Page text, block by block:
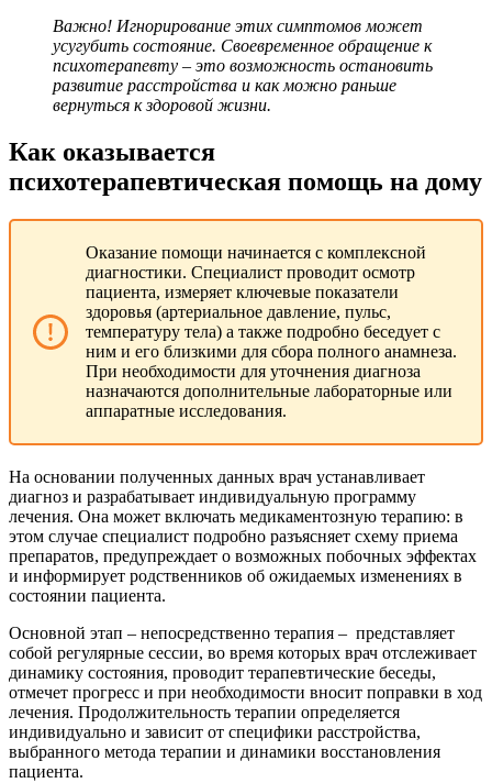
Важно! Игнорирование этих симптомов может
усугубить состояние. Своевременное обращение к
психотерапевту – это возможность остановить
развитие расстройства и как можно раньше
вернуться к здоровой жизни.
Как оказывается
психотерапевтическая помощь на дому
Оказание помощи начинается с комплексной
диагностики. Специалист проводит осмотр
пациента, измеряет ключевые показатели
здоровья (артериальное давление, пульс,
температуру тела) а также подробно беседует с
ним и его близкими для сбора полного анамнеза.
При необходимости для уточнения диагноза
назначаются дополнительные лабораторные или
аппаратные исследования.
На основании полученных данных врач устанавливает
диагноз и разрабатывает индивидуальную программу
лечения. Она может включать медикаментозную терапию: в
этом случае специалист подробно разъясняет схему приема
препаратов, предупреждает о возможных побочных эффектах
и информирует родственников об ожидаемых изменениях в
состоянии пациента.
Основной этап – непосредственно терапия – представляет
собой регулярные сессии, во время которых врач отслеживает
динамику состояния, проводит терапевтические беседы,
отмечет прогресс и при необходимости вносит поправки в ход
лечения. Продолжительность терапии определяется
индивидуально и зависит от специфики расстройства,
выбранного метода терапии и динамики восстановления
пациента.